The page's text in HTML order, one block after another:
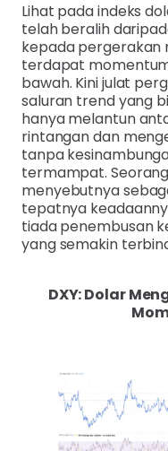
Lihat pada indeks
telah beralih
kepada pergerakan
terdapat
bawah. Kini julat
saluran trend yang
hanya melantun
rintangan dan
tanpa
termampat.
menyebutnya
tepatnya
tiada penembusan
yang semakin
DXY: Dolar